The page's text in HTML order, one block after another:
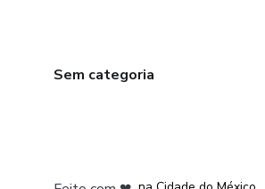
Sem categoria
na Cidade do México